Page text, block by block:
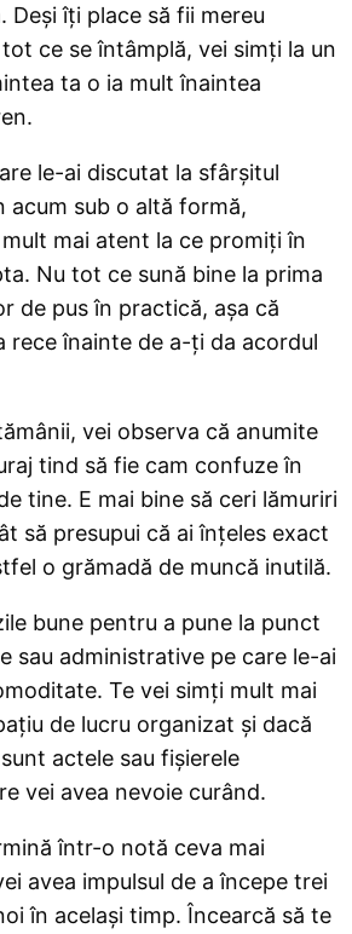
Deși îți place să fii mereu
ce se întâmplă, vei simți la un
ta o ia mult înaintea
le-ai discutat la sfârșitul
acum sub o altă formă,
mai atent la ce promiți în
Nu tot ce sună bine la prima
de pus în practică, așa că
rece înainte de a-ți da acordul
vei observa că anumite
tind să fie cam confuze în
tine. E mai bine să ceri lămuriri
să presupui că ai înțeles exact
o grămadă de muncă inutilă.
bune pentru a pune la punct
sau administrative pe care le-ai
Te vei simți mult mai
de lucru organizat și dacă
actele sau fișierele
vei avea nevoie curând.
într-o notă ceva mai
avea impulsul de a începe trei
în același timp. Încearcă să te